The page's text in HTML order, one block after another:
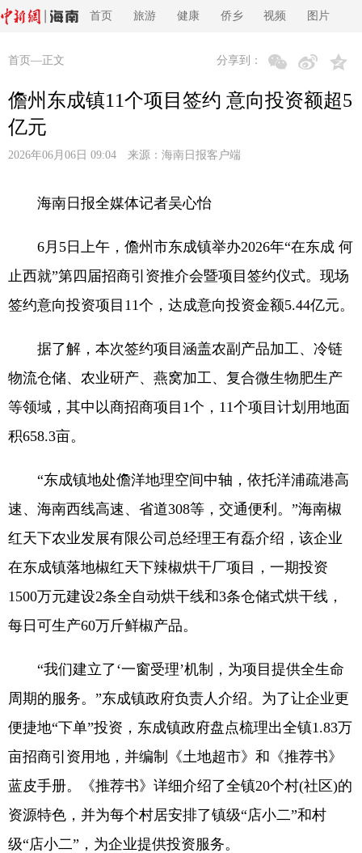
首页 旅游 健康 侨乡 视频 图片
首页 —正文 分享到：
儋州东成镇11个项目签约 意向投资额超5
亿元
2026年06月06日 09:04 来源： 海南日报客户端
海南日报全媒体记者吴心怡
6月5日上午，儋州市东成镇举办2026年“在东成 何
止西就”第四届招商引资推介会暨项目签约仪式。现场
签约意向投资项目11个，达成意向投资金额5.44亿元。
据了解，本次签约项目涵盖农副产品加工、冷链
物流仓储、农业研产、燕窝加工、复合微生物肥生产
等领域，其中以商招商项目1个，11个项目计划用地面
积658.3亩。
“东成镇地处儋洋地理空间中轴，依托洋浦疏港高
速、海南西线高速、省道308等，交通便利。”海南椒
红天下农业发展有限公司总经理王有磊介绍，该企业
在东成镇落地椒红天下辣椒烘干厂项目，一期投资
1500万元建设2条全自动烘干线和3条仓储式烘干线，
每日可生产60万斤鲜椒产品。
“我们建立了‘一窗受理’机制，为项目提供全生命
周期的服务。”东成镇政府负责人介绍。为了让企业更
便捷地“下单”投资，东成镇政府盘点梳理出全镇1.83万
亩招商引资用地，并编制《土地超市》和《推荐书》
蓝皮手册。《推荐书》详细介绍了全镇20个村(社区)的
资源特色，并为每个村居安排了镇级“店小二”和村
级“店小二”，为企业提供投资服务。